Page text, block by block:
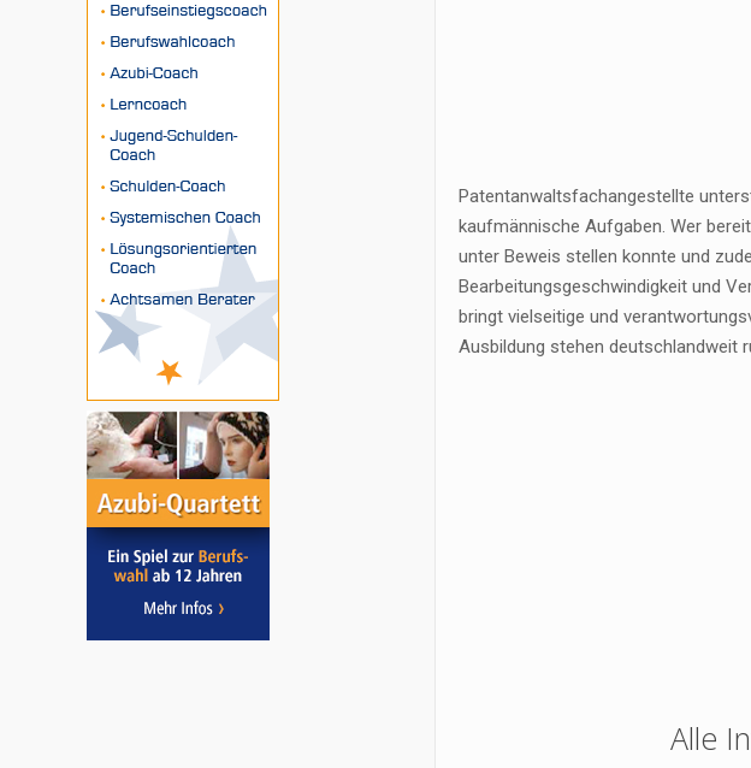
Patentanwaltsfachangestellte
kaufmännische Aufgaben. Wer
unter Beweis stellen konnte und
Bearbeitungsgeschwindigkeit und
bringt vielseitige und
Ausbildung stehen deutschlandweit
Alle